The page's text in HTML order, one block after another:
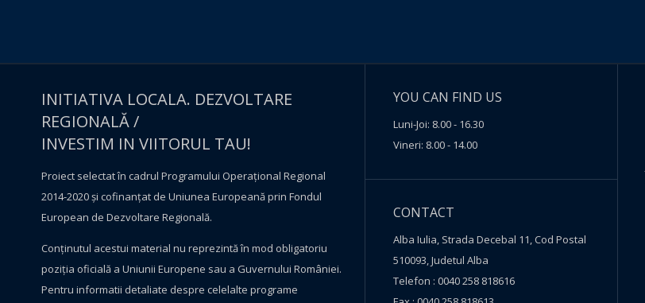
INITIATIVA LOCALA. DEZVOLTARE
REGIONALĂ /
INVESTIM IN VIITORUL TAU!
Proiect selectat în cadrul Programului Operațional Regional
2014-2020 și cofinanțat de Uniunea Europeană prin Fondul
European de Dezvoltare Regională.
Conţinutul acestui material nu reprezintă în mod obligatoriu
poziţia oficială a Uniunii Europene sau a Guvernului României.
Pentru informatii detaliate despre celelalte programe
YOU CAN FIND US
Luni-Joi: 8.00 - 16.30
Vineri: 8.00 - 14.00
CONTACT
Alba Iulia, Strada Decebal 11, Cod Postal
510093, Judetul Alba
Telefon : 0040 258 818616